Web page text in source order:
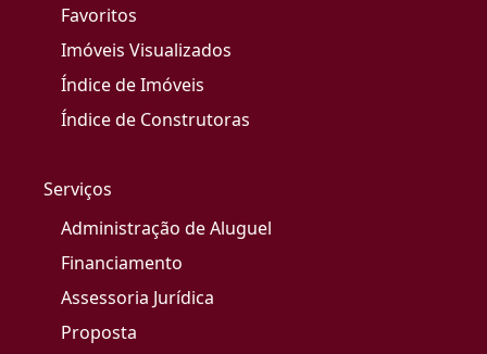
Favoritos
Imóveis Visualizados
Índice de Imóveis
Índice de Construtoras
Serviços
Administração de Aluguel
Financiamento
Assessoria Jurídica
Proposta